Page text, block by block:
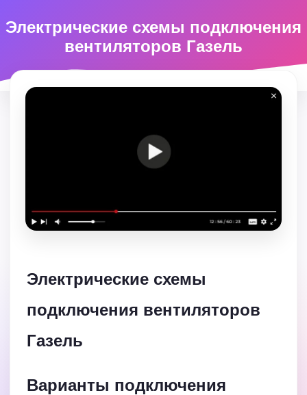
Электрические схемы подключения
вентиляторов Газель
Электрические схемы
подключения вентиляторов
Газель
Варианты подключения